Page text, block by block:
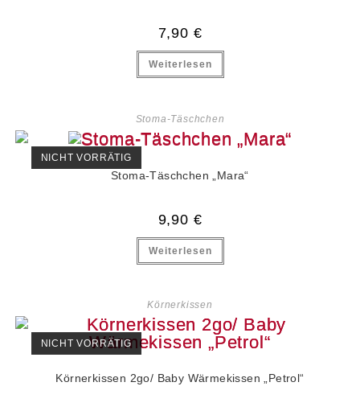
7,90 €
Weiterlesen
Stoma-Täschchen
NICHT VORRÄTIG
Stoma-Täschchen „Mara“
9,90 €
Weiterlesen
Körnerkissen
NICHT VORRÄTIG
Körnerkissen 2go/ Baby Wärmekissen „Petrol“